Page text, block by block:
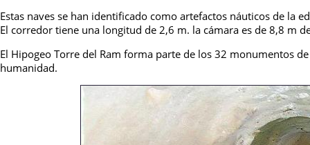
Estas naves se han identificado como artefactos náuticos de la
El corredor tiene una longitud de 2,6 m. la cámara es de 8,8 m
El Hipogeo Torre del Ram forma parte de los 32 monumentos
humanidad.